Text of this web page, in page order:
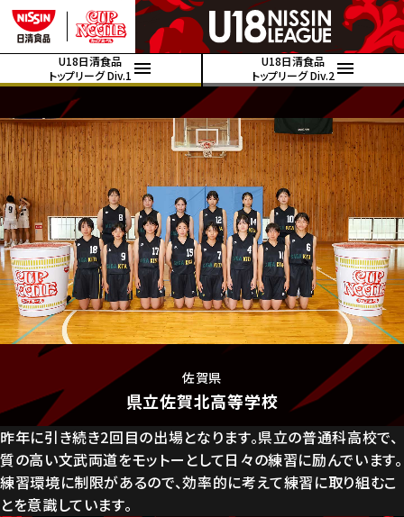
U18日清食品
トップリーグ Div.1
U18日清食品
トップリーグ Div.2
佐賀県
県立佐賀北高等学校
昨年に引き続き2回目の出場となります。県立の普通科高校で、
質の高い文武両道をモットーとして日々の練習に励んでいます。
練習環境に制限があるので、効率的に考えて練習に取り組むこ
とを意識しています。